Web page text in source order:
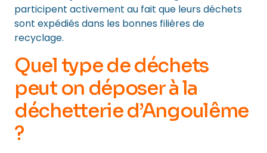
participent activement au fait que leurs déchets
sont expédiés dans les bonnes filières de
recyclage.
Quel type de déchets
peut on déposer à la
déchetterie d’Angoulême
?